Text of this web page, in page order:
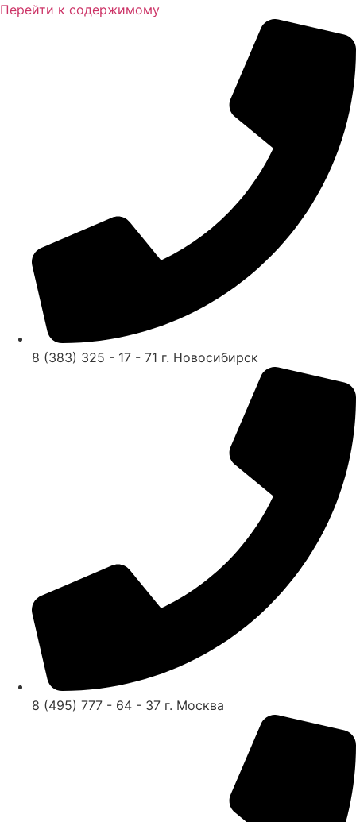
Перейти к содержимому
8 (383) 325 - 17 - 71 г. Новосибирск
8 (495) 777 - 64 - 37 г. Москва